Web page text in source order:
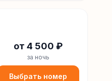
от 4 500 ₽
за ночь
Выбрать номер